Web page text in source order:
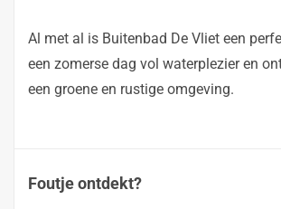
Al met al is Buitenbad De Vliet een
een zomerse dag vol waterplezier en
een groene en rustige omgeving.
Foutje ontdekt?